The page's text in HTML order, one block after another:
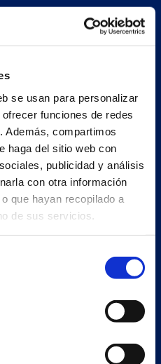
se usan para personalizar
funciones de redes
Además, compartimos
haga del sitio web con
publicidad y análisis
con otra información
que hayan recopilado a
de sus servicios.